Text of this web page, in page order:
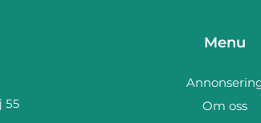
Menu
Om oss